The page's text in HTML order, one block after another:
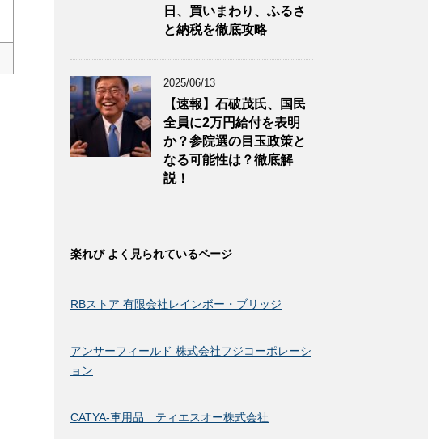
日、買いまわり、ふるさ
と納税を徹底攻略
2025/06/13
【速報】石破茂氏、国民
全員に2万円給付を表明
か？参院選の目玉政策と
なる可能性は？徹底解
説！
楽れび よく見られているページ
RBストア 有限会社レインボー・ブリッジ
アンサーフィールド 株式会社フジコーポレーシ
ョン
CATYA-車用品 ティエスオー株式会社